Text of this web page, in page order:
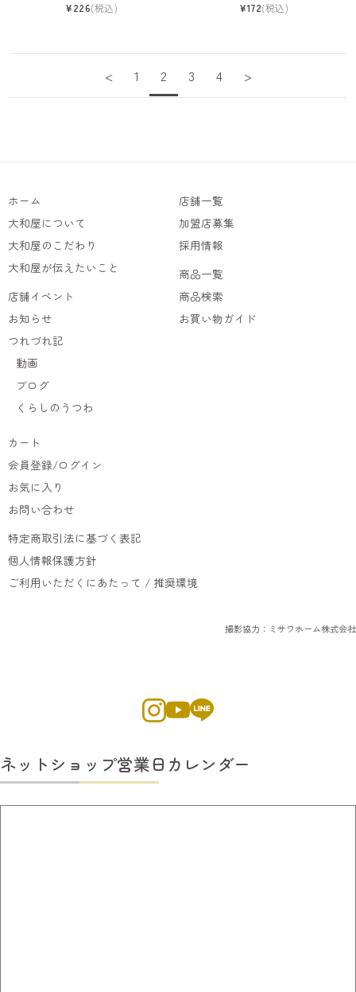
¥226(税込)
¥172(税込)
< 1 2 3 4 >
ホーム
大和屋について
大和屋のこだわり
大和屋が伝えたいこと
店舗イベント
お知らせ
つれづれ記
動画
ブログ
くらしのうつわ
店舗一覧
加盟店募集
採用情報
商品一覧
商品検索
お買い物ガイド
カート
会員登録/ログイン
お気に入り
お問い合わせ
特定商取引法に基づく表記
個人情報保護方針
ご利用いただくにあたって / 推奨環境
撮影協力：ミサワホーム株式会社
ネットショップ営業日カレンダー